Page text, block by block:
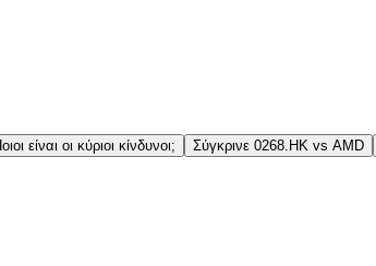
είναι οι κύριοι κίνδυνοι; Σύγκρινε 0268.HK vs AMD